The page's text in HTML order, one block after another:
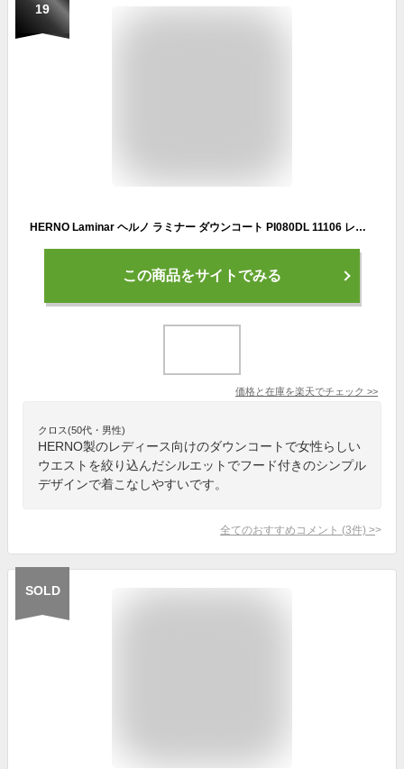
19
HERNO Laminar ヘルノ ラミナー ダウンコート PI080DL 11106 レディース フード付き ダウンジャケット GORE-TEX WINDSTOPPER カラー4色【cp_ten】
この商品をサイトでみる
価格と在庫を楽天でチェック >>
クロス(50代・男性)
HERNO製のレディース向けのダウンコートで女性らしい
ウエストを絞り込んだシルエットでフード付きのシンプル
デザインで着こなしやすいです。
全てのおすすめコメント (3件) >
SOLD